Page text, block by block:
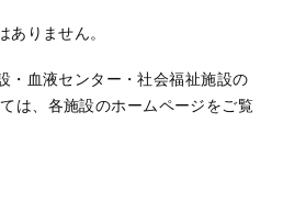
ありません。
・血液センター・社会福祉施設の
は、各施設のホームページをご覧